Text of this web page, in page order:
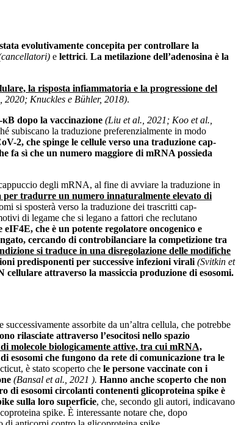
evolutivamente concepita per controllare la
e lettrici. La metilazione dell’adenosina è la
la risposta infiammatoria e la progressione del
2020; Knuckles e Bühler, 2018).
dopo la vaccinazione (Liu et al., 2021; Koo et al.,
subiscano la traduzione preferenzialmente in modo
2, che spinge le cellule verso una traduzione cap-
fa sì che un numero maggiore di mRNA possieda
degli mRNA, al fine di avviare la traduzione in
per tradurre un numero innaturalmente elevato di
si sposterà verso la traduzione dei trascritti cap-
di legame che si legano a fattori che reclutano
eIF4E, che è un potente regolatore oncogenico e
cercando di controbilanciare la competizione tra
si traduce in una disregolazione delle modifiche
predisponenti per successive infezioni virali (Svitkin et
attraverso la massiccia produzione di esosomi.
assorbite da un’altra cellula, che potrebbe
rilasciate attraverso l’esocitosi nello spazio
molecole biologicamente attive, tra cui mRNA,
esosomi che fungono da rete di comunicazione tra le
è stato scoperto che le persone vaccinate con i
(Bansal et al., 2021 ). Hanno anche scoperto che non
esosomi circolanti contenenti glicoproteina spike è
sulla loro superficie, che, secondo gli autori, indicavano
spike. È interessante notare che, dopo